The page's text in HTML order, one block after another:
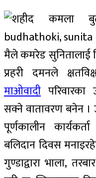
मैले कमरेड सुनितालाई
प्रहरी दमनले
माओवादी परिवारका
सक्ने वातावरण बनेन
पूर्णकालीन
बलिदान दिवस
गुण्डाद्वारा भाला,